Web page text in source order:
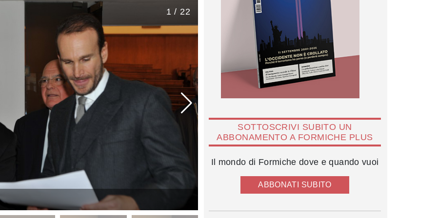
1 / 22
SOTTOSCRIVI SUBITO UN
ABBONAMENTO A FORMICHE PLUS
Il mondo di Formiche dove e quando vuoi
ABBONATI SUBITO